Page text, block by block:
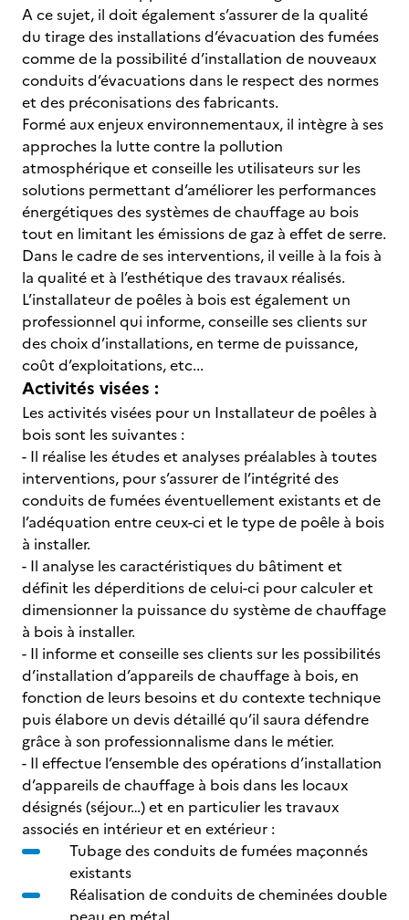
A ce sujet, il doit également s’assurer de la qualité
du tirage des installations d’évacuation des fumées
comme de la possibilité d’installation de nouveaux
conduits d’évacuations dans le respect des normes
et des préconisations des fabricants.
Formé aux enjeux environnementaux, il intègre à ses
approches la lutte contre la pollution
atmosphérique et conseille les utilisateurs sur les
solutions permettant d’améliorer les performances
énergétiques des systèmes de chauffage au bois
tout en limitant les émissions de gaz à effet de serre.
Dans le cadre de ses interventions, il veille à la fois à
la qualité et à l’esthétique des travaux réalisés.
L’installateur de poêles à bois est également un
professionnel qui informe, conseille ses clients sur
des choix d’installations, en terme de puissance,
coût d’exploitations, etc...
Activités visées :
Les activités visées pour un Installateur de poêles à
bois sont les suivantes :
- Il réalise les études et analyses préalables à toutes
interventions, pour s’assurer de l’intégrité des
conduits de fumées éventuellement existants et de
l’adéquation entre ceux-ci et le type de poêle à bois
à installer.
- Il analyse les caractéristiques du bâtiment et
définit les déperditions de celui-ci pour calculer et
dimensionner la puissance du système de chauffage
à bois à installer.
- Il informe et conseille ses clients sur les possibilités
d’installation d’appareils de chauffage à bois, en
fonction de leurs besoins et du contexte technique
puis élabore un devis détaillé qu’il saura défendre
grâce à son professionnalisme dans le métier.
- Il effectue l’ensemble des opérations d’installation
d’appareils de chauffage à bois dans les locaux
désignés (séjour…) et en particulier les travaux
associés en intérieur et en extérieur :
Tubage des conduits de fumées maçonnés
existants
Réalisation de conduits de cheminées double